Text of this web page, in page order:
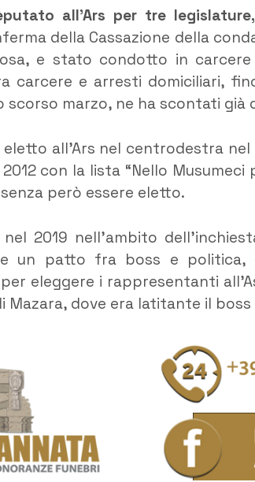
all’Ars per tre
della Cassazione della
e stato condotto in
carcere e arresti domiciliari,
marzo, ne ha scontati già
all’Ars nel centrodestra
con la lista “Nello
però essere eletto.
2019 nell’ambito
un patto fra boss e politica,
eleggere i rappresentanti
Mazara, dove era latitante il